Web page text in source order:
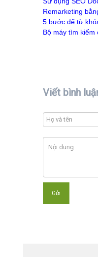
Remarketing
5 bước để từ
Bộ máy tìm kiếm
Viết bình